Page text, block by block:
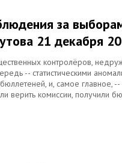
за
21 декабря
контролёров,
-- статистическими
и, самое главное, --
верить комиссии, получили